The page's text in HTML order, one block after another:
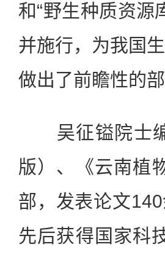
和“野生种质资源
并施行，为我国
做出了前瞻性的部
吴征镒院士编
版）、《云南植
部，发表论文
先后获得国家科